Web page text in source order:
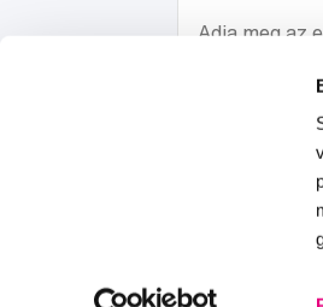
Szeretnék
egyetértek a